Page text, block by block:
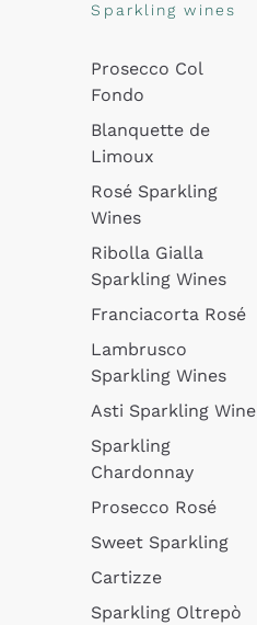
Sparkling wines
Prosecco Col
Fondo
Blanquette de
Limoux
Rosé Sparkling
Wines
Ribolla Gialla
Sparkling Wines
Franciacorta Rosé
Lambrusco
Sparkling Wines
Asti Sparkling Wine
Sparkling
Chardonnay
Prosecco Rosé
Sweet Sparkling
Cartizze
Sparkling Oltrepò